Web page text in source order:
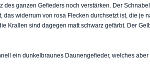
ganzen Gefieders noch verstärken. Der
widerrum von rosa Flecken durchsetzt ist, die je
Krallen sind dagegen matt schwarz gefärbt. Der
ein dunkelbraunes Daunengefieder, welches